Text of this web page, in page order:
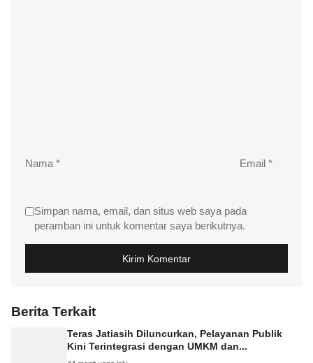
Nama * Email *
Simpan nama, email, dan situs web saya pada
peramban ini untuk komentar saya berikutnya.
Berita Terkait
Teras Jatiasih Diluncurkan, Pelayanan Publik
Kini Terintegrasi dengan UMKM dan...